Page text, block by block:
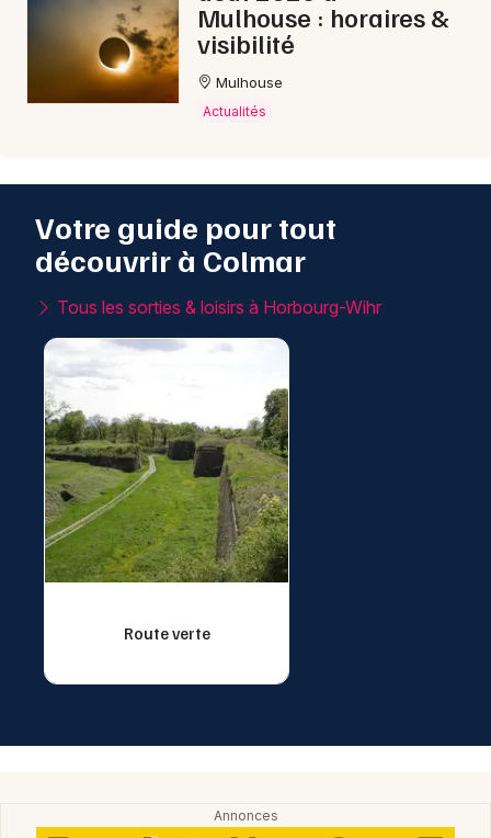
Mulhouse : horaires &
visibilité
Mulhouse
Actualités
Votre guide pour tout
découvrir à Colmar
Tous les sorties & loisirs à Horbourg-Wihr
Route verte